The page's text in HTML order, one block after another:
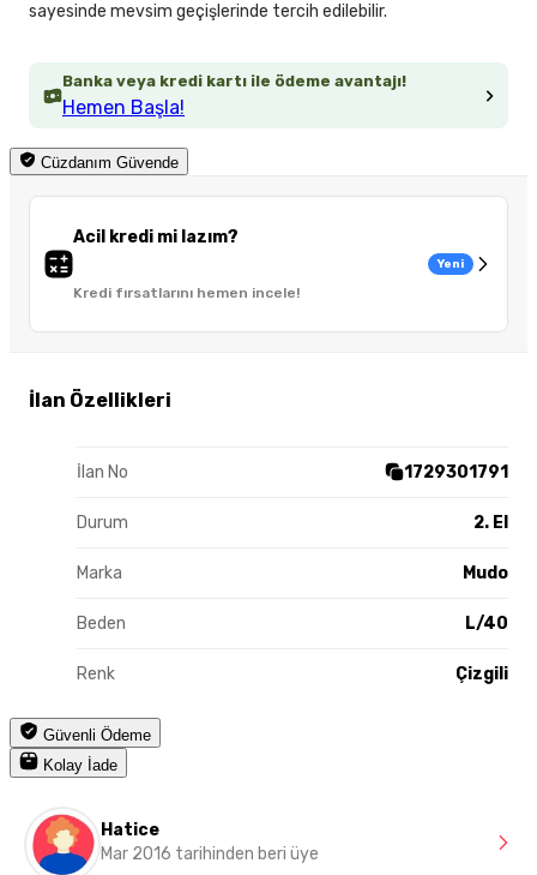
Banka veya kredi kartı ile ödeme avantajı!
Hemen Başla!
Cüzdanım Güvende
Acil kredi mi lazım?
Kredi fırsatlarını hemen incele!
Yeni
İlan Özellikleri
İlan No 1729301791
Durum 2. El
Marka Mudo
Beden L/40
Renk Çizgili
Güvenli Ödeme
Kolay İade
sayesinde mevsim geçişlerinde tercih edilebilir.
Hatice
Mar 2016 tarihinden beri üye